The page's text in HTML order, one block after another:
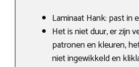
Laminaat Hank: past in
Het is niet duur, er zijn
patronen en kleuren,
niet ingewikkeld en